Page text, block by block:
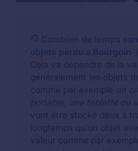
Combien de temps
objets perdu à Bourgoin-
Cela va dépendre de la
généralement les objets
comme par exemple un
portable, une tablette ou
vont être stocké deux à
longtemps qu'un objet
valeur comme par